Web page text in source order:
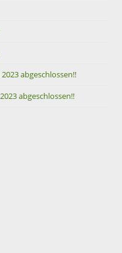
abgeschlossen!!
abgeschlossen!!